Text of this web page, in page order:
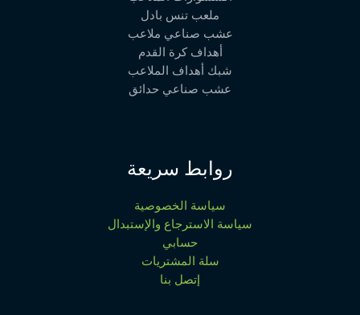
ملعب تنس بادل
عشب صناعي ملاعب
أهداف كرة القدم
شبك أهداف الملاعب
عشب صناعي حدائق
روابط سريعة
سياسة الخصوصية
سياسة الاسترجاع والإستبدال
حسابي
سلة المشتريات
إتصل بنا